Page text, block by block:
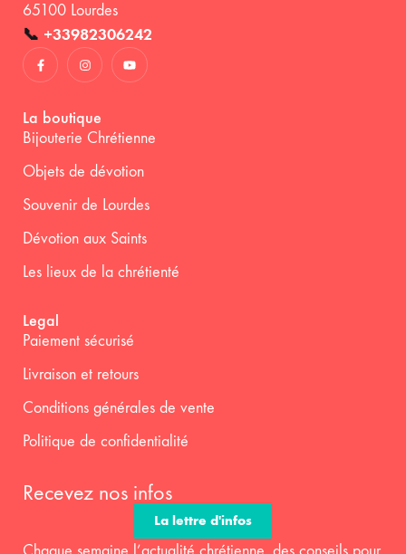
65100 Lourdes
📞 +33982306242
La boutique
Bijouterie Chrétienne
Objets de dévotion
Souvenir de Lourdes
Dévotion aux Saints
Les lieux de la chrétienté
Legal
Paiement sécurisé
Livraison et retours
Conditions générales de vente
Politique de confidentialité
Recevez nos infos
La lettre d'infos